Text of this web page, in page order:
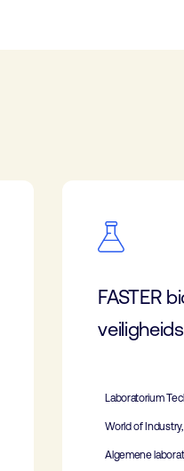
FASTER
Laboratorium
World of
Algemene